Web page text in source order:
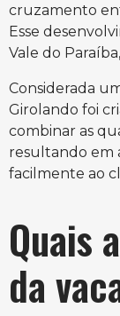
cruzamento
Esse
Vale do
Considerada
Girolando foi
combinar as
resultando em
facilmente ao
Quais
da